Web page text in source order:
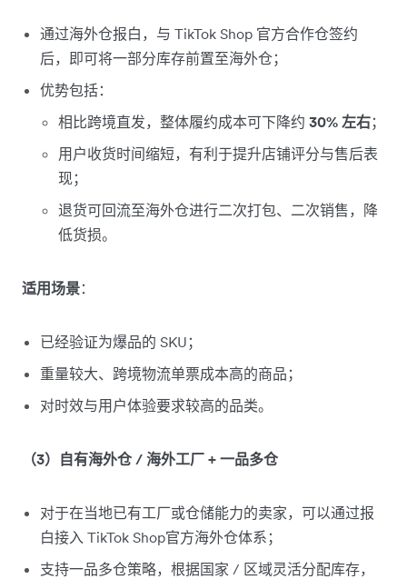
通过海外仓报白，与 TikTok Shop 官方合作仓签约
后，即可将一部分库存前置至海外仓；
优势包括：
相比跨境直发，整体履约成本可下降约 30% 左右；
用户收货时间缩短，有利于提升店铺评分与售后表
现；
退货可回流至海外仓进行二次打包、二次销售，降
低货损。
适用场景：
已经验证为爆品的 SKU；
重量较大、跨境物流单票成本高的商品；
对时效与用户体验要求较高的品类。
（3）自有海外仓 / 海外工厂 + 一品多仓
对于在当地已有工厂或仓储能力的卖家，可以通过报
白接入 TikTok Shop官方海外仓体系；
支持一品多仓策略，根据国家 / 区域灵活分配库存，